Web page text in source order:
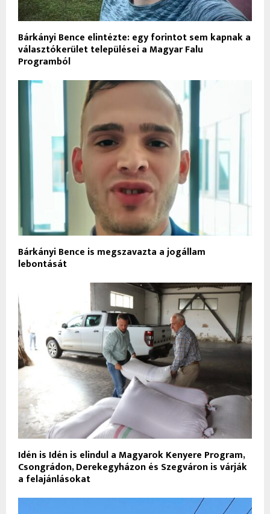
Bárkányi Bence elintézte: egy forintot sem kapnak a
választókerület települései a Magyar Falu
Programból
Bárkányi Bence is megszavazta a jogállam
lebontását
Idén is Idén is elindul a Magyarok Kenyere Program,
Csongrádon, Derekegyházon és Szegváron is várják
a felajánlásokat